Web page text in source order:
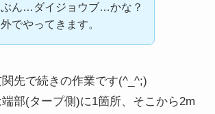
ん…ダイジョウブ…かな？
でやってきます。
先で続きの作業です(^_^;)
部(タープ側)に1箇所、そこから2m